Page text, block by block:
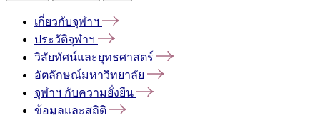
เกี่ยวกับจุฬาฯ
ประวัติจุฬาฯ
วิสัยทัศน์และยุทธศาสตร์
อัตลักษณ์มหาวิทยาลัย
จุฬาฯ กับความยั่งยืน
ข้อมูลและสถิติ